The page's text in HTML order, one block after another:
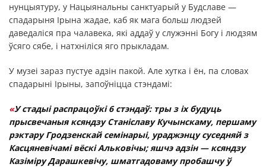
нунцыятуру, у Нацыянальны санктуарый у Будславе —
спадарыня Ірына жадае, каб як мага больш людзей
даведаліся пра чалавека, які аддаў у служэнні Богу і людзям
ўсяго сябе, і натхніліся яго прыкладам.
У музеі зараз пустуе адзін пакой. Але хутка і ён, па словах
спадарыні Ірыны, запоўніцца стэндамі:
«У стадыі распрацоўкі 6 стэндаў: тры з іх будуць
прысвечаныя ксяндзу Станіславу Кучынскаму, першаму
рэктару Гродзенскай семінарыі, ураджэнцу суседняй з
Касцяневічамі вёскі Альковічы; яшчэ адзін — ксяндзу
Казіміру Дарашкевічу, шматгадоваму пробашчу ў